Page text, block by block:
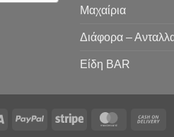
Μαχαίρια
Διάφορα –
Είδη ΒAR
Visa PayPal Stripe MasterCard